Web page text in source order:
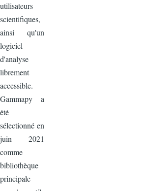
utilisateurs
scientifiques,
ainsi qu'un
logiciel
d'analyse
librement
accessible.
Gammapy a
été
sélectionné en
juin 2021
comme
bibliothèque
principale